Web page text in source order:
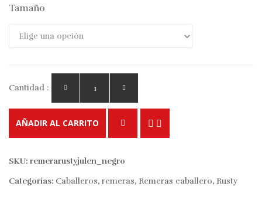
Tamaño
Cantidad :
AÑADIR AL CARRITO
SKU: remerarustyjulen_negro
Categorías: Caballeros, remeras, Remeras caballero, Rusty